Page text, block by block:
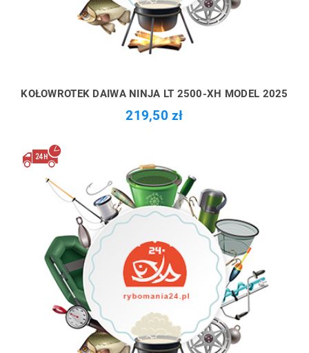
KOŁOWROTEK DAIWA NINJA LT 2500-XH MODEL 2025
219,50 zł